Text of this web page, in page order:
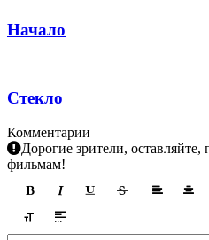
Начало
Стекло
Комментарии
Дорогие зрители,
фильмам!